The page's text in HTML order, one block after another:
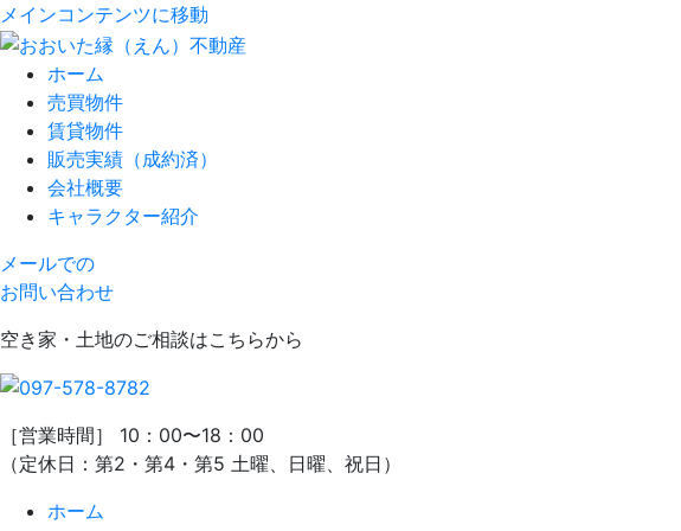
メインコンテンツに移動
ホーム
売買物件
賃貸物件
販売実績（成約済）
会社概要
キャラクター紹介
メールでの
お問い合わせ
空き家・土地のご相談はこちらから
［営業時間］ 10：00〜18：00
（定休日：第2・第4・第5 土曜、日曜、祝日）
ホーム